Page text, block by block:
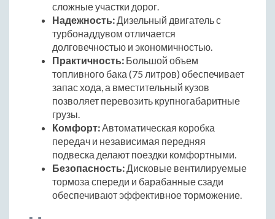
сложные участки дорог.
Надежность:Дизельный двигатель с
турбонаддувом отличается
долговечностью и экономичностью.
Практичность: Большой объем
топливного бака (75 литров) обеспечивает
запас хода, а вместительный кузов
позволяет перевозить крупногабаритные
грузы.
Комфорт:Автоматическая коробка
передач и независимая передняя
подвеска делают поездки комфортными.
Безопасность:Дисковые вентилируемые
тормоза спереди и барабанные сзади
обеспечивают эффективное торможение.